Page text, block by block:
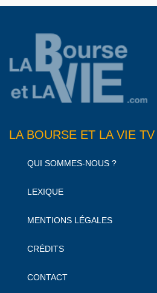
LA BOURSE ET LA VIE TV
QUI SOMMES-NOUS ?
LEXIQUE
MENTIONS LÉGALES
CRÉDITS
CONTACT